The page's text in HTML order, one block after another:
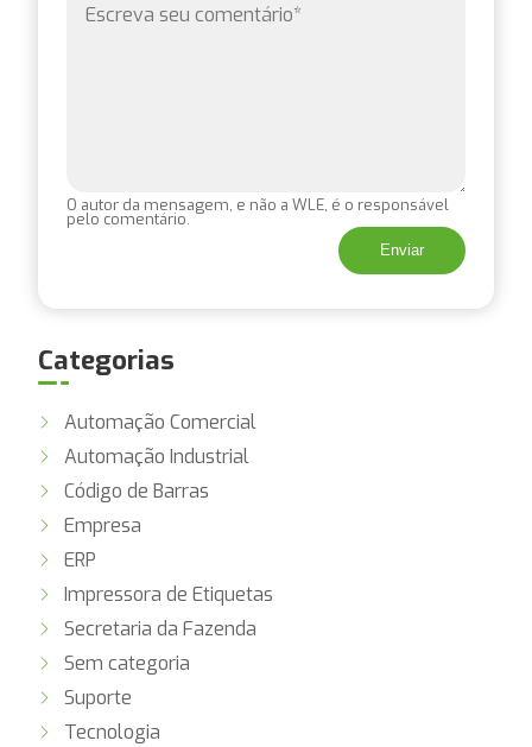
O autor da mensagem, e não a WLE, é o responsável
pelo comentário.
Categorias
Automação Comercial
Automação Industrial
Código de Barras
Empresa
ERP
Impressora de Etiquetas
Secretaria da Fazenda
Sem categoria
Suporte
Tecnologia